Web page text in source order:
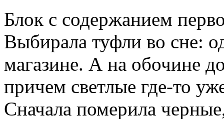
Блок с содержанием
Выбирала туфли во сне:
магазине. А на обочине
причем светлые где-то
Сначала померила